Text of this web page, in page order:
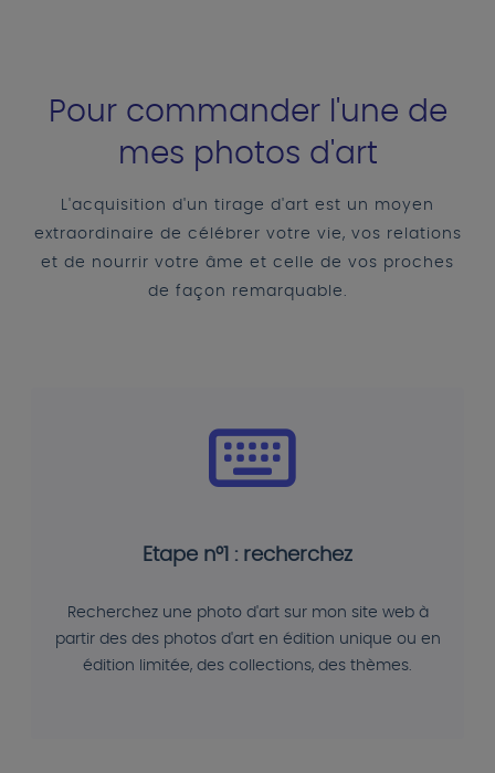
Pour commander l'une de
mes photos d'art
L'acquisition d'un tirage d'art est un moyen
extraordinaire de célébrer votre vie, vos relations
et de nourrir votre âme et celle de vos proches
de façon remarquable.
Etape n°1 : recherchez
Recherchez une photo d'art sur mon site web à
partir des des photos d'art en édition unique ou en
édition limitée, des collections, des thèmes.